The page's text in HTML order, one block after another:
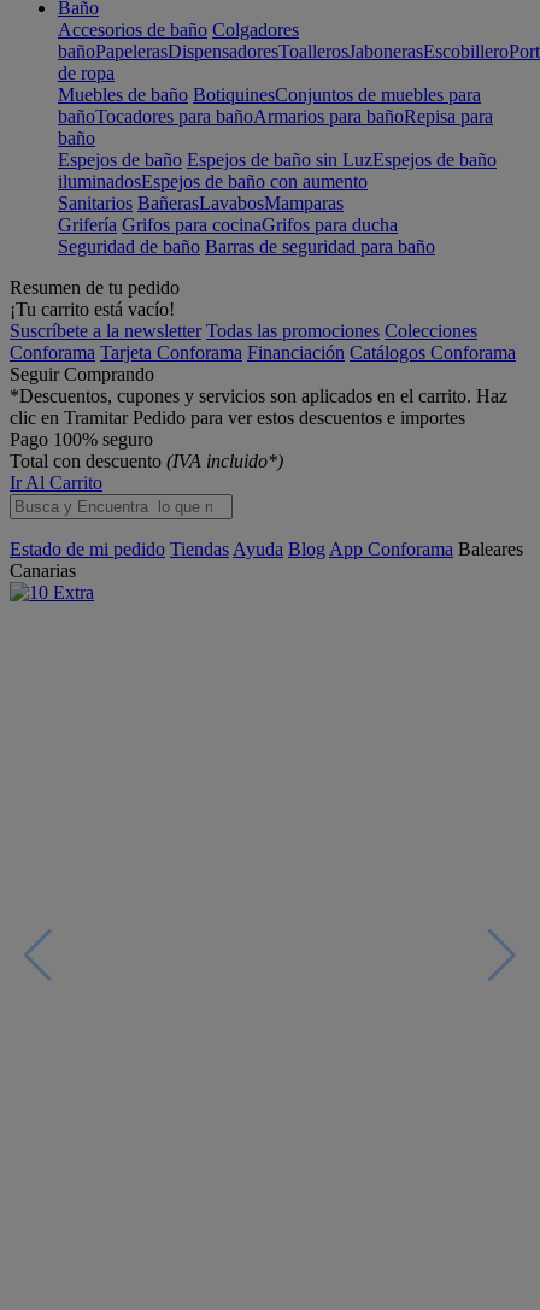
Baño
Accesorios de baño Colgadores
bañoPapelerasDispensadoresToallerosJabonerasEscobillero
de ropa
Muebles de baño BotiquinesConjuntos de muebles para
bañoTocadores para bañoArmarios para bañoRepisa para
baño
Espejos de baño Espejos de baño sin LuzEspejos de baño
iluminadosEspejos de baño con aumento
Sanitarios BañerasLavabosMamparas
Grifería Grifos para cocinaGrifos para ducha
Seguridad de baño Barras de seguridad para baño
Resumen de tu pedido
¡Tu carrito está vacío!
Suscríbete a la newsletter Todas las promociones Colecciones
Conforama Tarjeta Conforama Financiación Catálogos Conforama
Seguir Comprando
*Descuentos, cupones y servicios son aplicados en el carrito. Haz
clic en Tramitar Pedido para ver estos descuentos e importes
Pago 100% seguro
Total con descuento (IVA incluido*)
Ir Al Carrito
Estado de mi pedido Tiendas Ayuda Blog App Conforama Baleares
Canarias